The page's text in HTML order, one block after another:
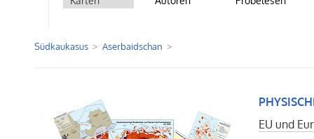
Südkaukasus Aserbaidschan
EU und